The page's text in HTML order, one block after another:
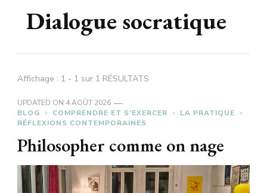
Dialogue socratique
Affichage : 1 - 1 sur 1 RÉSULTATS
UPDATED ON 4 AOÛT 2026
BLOG
COMPRENDRE ET S'EXERCER
LA PRATIQUE
RÉFLEXIONS CONTEMPORAINES
Philosopher comme on nage